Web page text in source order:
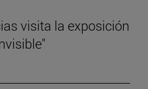
visita la exposición